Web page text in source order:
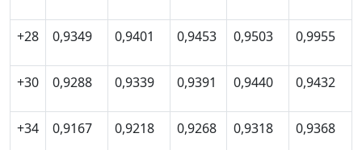
+28 0,9349 0,9401 0,9453 0,9503 0,9955
+30 0,9288 0,9339 0,9391 0,9440 0,9432
+34 0,9167 0,9218 0,9268 0,9318 0,9368